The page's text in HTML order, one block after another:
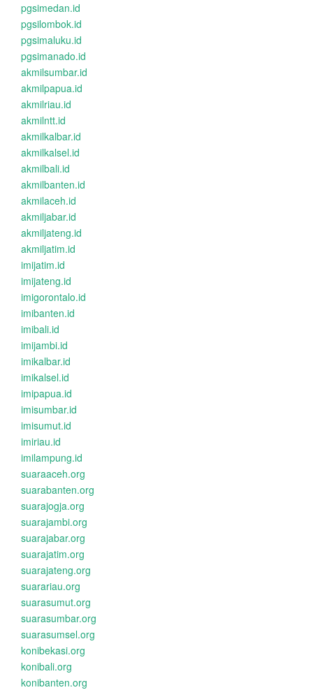
pgsimedan.id
pgsilombok.id
pgsimaluku.id
pgsimanado.id
akmilsumbar.id
akmilpapua.id
akmilriau.id
akmilntt.id
akmilkalbar.id
akmilkalsel.id
akmilbali.id
akmilbanten.id
akmilaceh.id
akmiljabar.id
akmiljateng.id
akmiljatim.id
imijatim.id
imijateng.id
imigorontalo.id
imibanten.id
imibali.id
imijambi.id
imikalbar.id
imikalsel.id
imipapua.id
imisumbar.id
imisumut.id
imiriau.id
imilampung.id
suaraaceh.org
suarabanten.org
suarajogja.org
suarajambi.org
suarajabar.org
suarajatim.org
suarajateng.org
suarariau.org
suarasumut.org
suarasumbar.org
suarasumsel.org
konibekasi.org
konibali.org
konibanten.org